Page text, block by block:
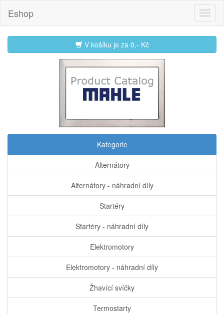
Eshop
V košíku je za 0,- Kč
Kategorie
Alternátory
Alternátory - náhradní díly
Startéry
Startéry - náhradní díly
Elektromotory
Elektromotory - náhradní díly
Žhavící svíčky
Termostarty